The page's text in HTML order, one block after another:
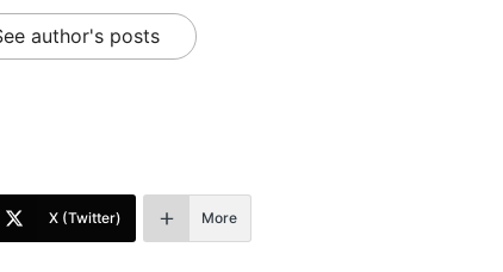
author's posts
X (Twitter) More